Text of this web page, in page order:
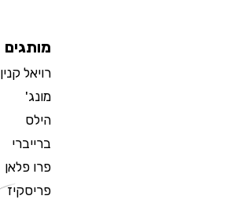
מותגים
רויאל קנין
מונג'
הילס
ברייברי
פרו פלאן
פריסקיז